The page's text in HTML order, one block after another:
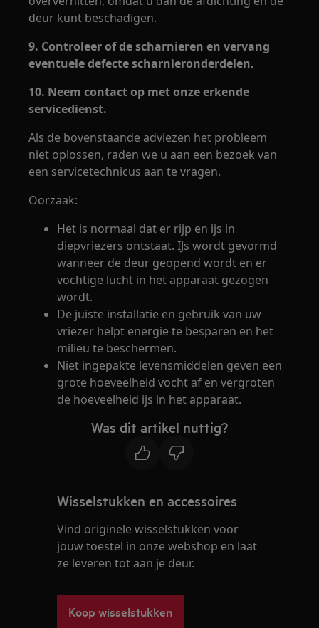
deur kunt beschadigen.
9. Controleer of de scharnieren en vervang
eventuele defecte scharnieronderdelen.
10. Neem contact op met onze erkende
servicedienst.
Als de bovenstaande adviezen het probleem
niet oplossen, raden we u aan een bezoek van
een servicetechnicus aan te vragen.
Oorzaak:
Het is normaal dat er rijp en ijs in
diepvriezers ontstaat. IJs wordt gevormd
wanneer de deur geopend wordt en er
vochtige lucht in het apparaat gezogen
wordt.
De juiste installatie en gebruik van uw
vriezer helpt energie te besparen en het
milieu te beschermen.
Niet ingepakte levensmiddelen geven een
grote hoeveelheid vocht af en vergroten
de hoeveelheid ijs in het apparaat.
Was dit artikel nuttig?
Wisselstukken en accessoires
Vind originele wisselstukken voor
jouw toestel in onze webshop en laat
ze leveren tot aan je deur.
Koop wisselstukken